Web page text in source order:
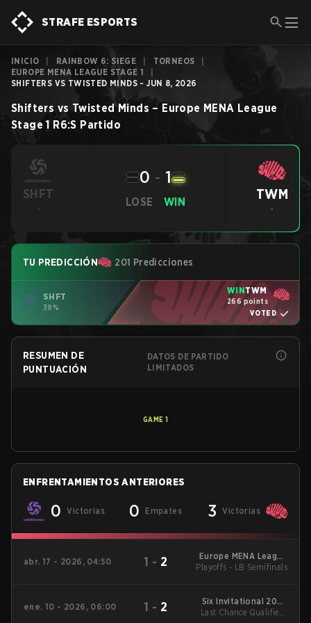
STRAFE ESPORTS
INICIO RAINBOW 6: SIEGE TORNEOS
EUROPE MENA LEAGUE STAGE 1
SHIFTERS VS TWISTED MINDS - JUN 8, 2026
Shifters vs Twisted Minds – Europe MENA League
Stage 1 R6:S Partido
SHFT
-
LOSE
0 - 1
WIN TWM
-
TU PREDICCIÓN 201 Predicciones
SHFT
39%
WINTWM
266 points
VOTED
RESUMEN DE
PUNTUACIÓN
DATOS DE PARTIDO
LIMITADOS
GAME 1
ENFRENTAMIENTOS ANTERIORES
0 Victorias 0 Empates 3 Victorias
abr. 17 - 2026, 04:50 1 - 2
Europe MENA League
- Europe MENA
Playoffs - LB Semifinals
ene. 10 - 2026, 06:00 1 - 2
Six Invitational 2026
Regional Qualifiers
Last Chance Qualifier -